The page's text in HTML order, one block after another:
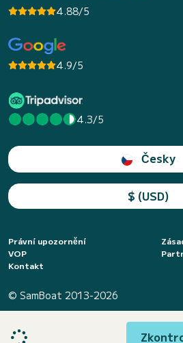
4.88/5
4.9/5
4.3/5
Česky
$ (USD)
Právní upozornění
VOP
Kontakt
© SamBoat 2013-2026